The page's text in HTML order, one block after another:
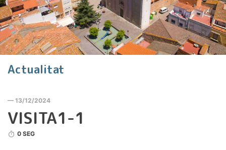
Actualitat
— 13/12/2024
VISITA1-1
0 SEG